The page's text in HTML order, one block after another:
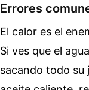
Errores
El calor es el
Si ves que el
sacando todo su